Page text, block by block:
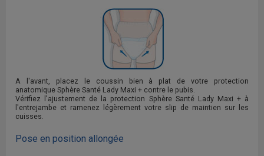
A l'avant, placez le coussin bien à plat de votre protection
anatomique Sphère Santé Lady Maxi + contre le pubis.
Vérifiez l'ajustement de la protection Sphère Santé Lady Maxi + à
l'entrejambe et ramenez légèrement votre slip de maintien sur les
cuisses.
Pose en position allongée